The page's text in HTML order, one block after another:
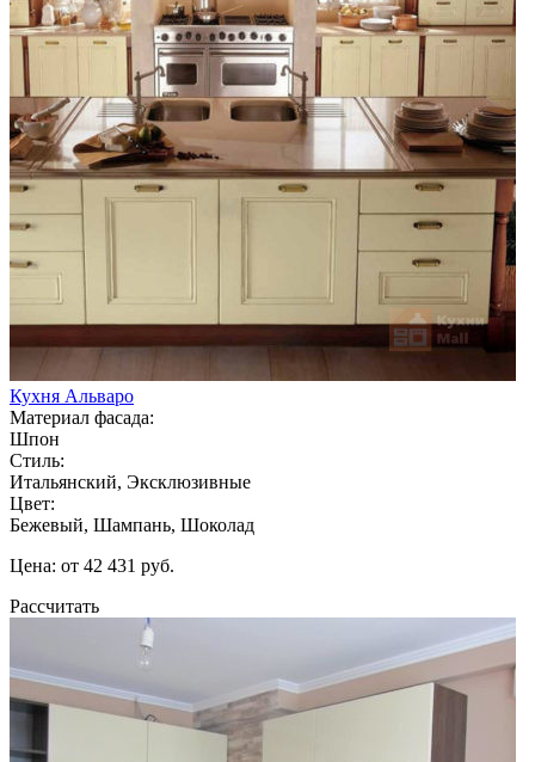
Кухня Альваро
Материал фасада:
Шпон
Стиль:
Итальянский, Эксклюзивные
Цвет:
Бежевый, Шампань, Шоколад
Цена: от 42 431 руб.
Рассчитать